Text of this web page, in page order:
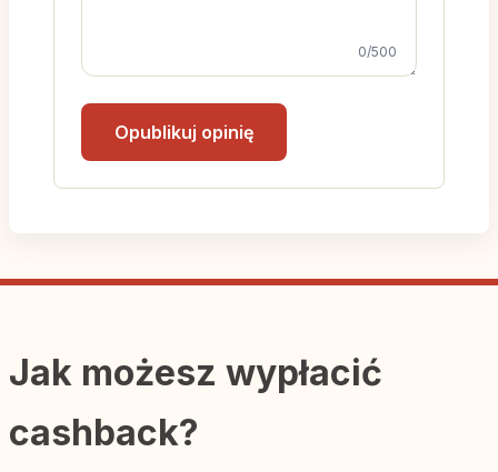
0/500
Opublikuj opinię
Jak możesz wypłacić
cashback?